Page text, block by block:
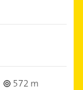
572 m